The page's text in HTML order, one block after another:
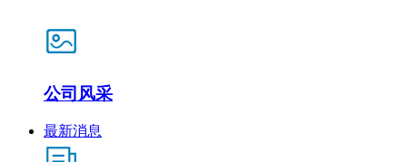
公司风采
最新消息